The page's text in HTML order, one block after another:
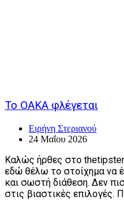
Το ΟΑΚΑ φλέγεται
Ειρήνη Στεριανού
24 Μαΐου 2026
Καλώς ήρθες στο
εδώ θέλω το στοίχημα να
και σωστή διάθεση. Δεν
στις βιαστικές επιλογές.